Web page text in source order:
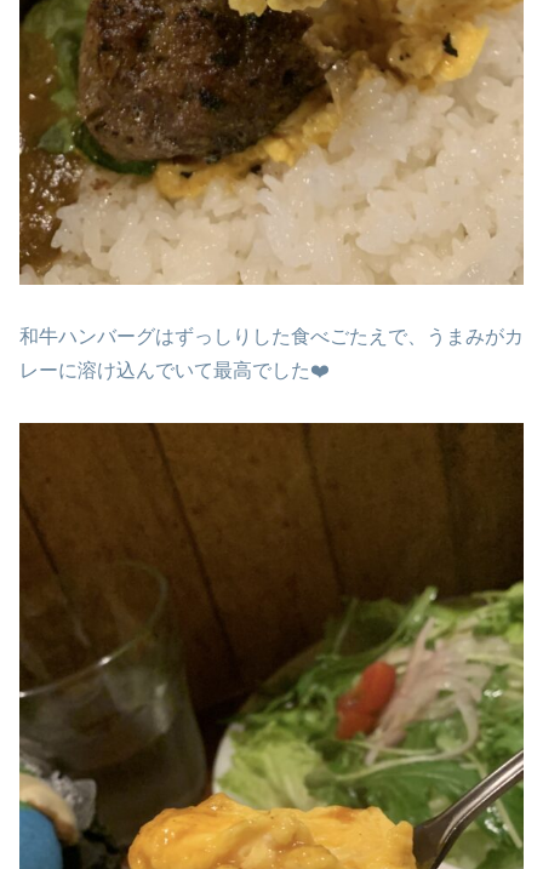
和牛ハンバーグはずっしりした食べごたえで、うまみがカ
レーに溶け込んでいて最高でした❤️